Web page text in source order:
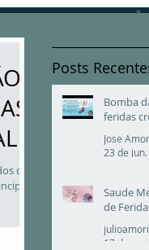
É
os
Posts
Bomba
feridas
23 de jun.
Saude
de
17 de mai.